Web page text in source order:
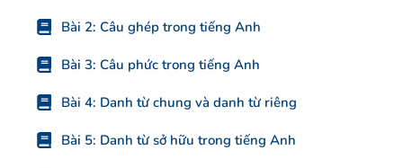
Bài 2: Câu ghép trong tiếng Anh
Bài 3: Câu phức trong tiếng Anh
Bài 4: Danh từ chung và danh từ riêng
Bài 5: Danh từ sở hữu trong tiếng Anh